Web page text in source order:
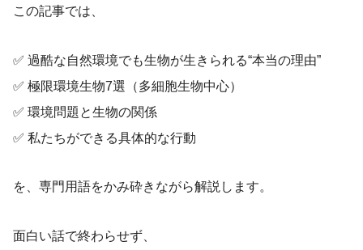
この記事では、
✅ 過酷な自然環境でも生物が生きられる“本当の理由”
✅ 極限環境生物7選（多細胞生物中心）
✅ 環境問題と生物の関係
✅ 私たちができる具体的な行動
を、専門用語をかみ砕きながら解説します。
面白い話で終わらせず、